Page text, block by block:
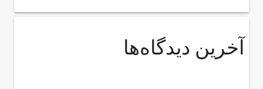
آخرین دیدگاه‌ها